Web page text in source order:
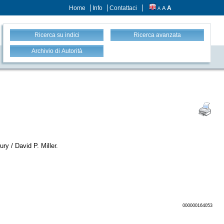
Home Info Contattaci A A A
Ricerca su indici Ricerca avanzata
Archivio di Autorità